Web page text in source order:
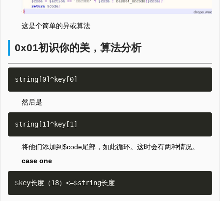
这是个简单的异或算法
0x01初识你的美，算法分析
然后是
将他们添加到$code尾部，如此循环。这时会有两种情况。
case one